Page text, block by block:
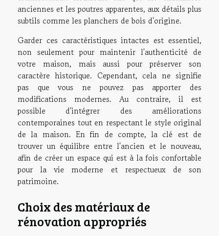
anciennes et les poutres apparentes, aux détails plus
subtils comme les planchers de bois d'origine.
Garder ces caractéristiques intactes est essentiel,
non seulement pour maintenir l'authenticité de
votre maison, mais aussi pour préserver son
caractère historique. Cependant, cela ne signifie
pas que vous ne pouvez pas apporter des
modifications modernes. Au contraire, il est
possible d'intégrer des améliorations
contemporaines tout en respectant le style original
de la maison. En fin de compte, la clé est de
trouver un équilibre entre l'ancien et le nouveau,
afin de créer un espace qui est à la fois confortable
pour la vie moderne et respectueux de son
patrimoine.
Choix des matériaux de
rénovation appropriés